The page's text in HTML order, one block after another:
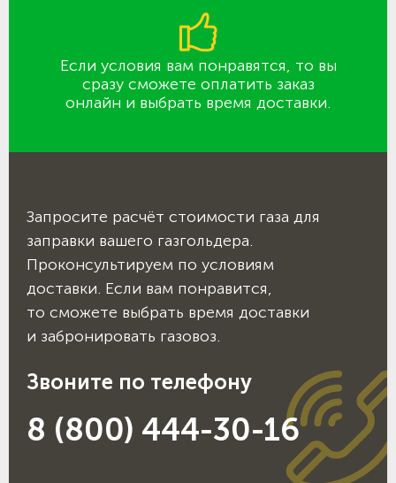
Если условия вам понравятся, то вы
сразу сможете оплатить заказ
онлайн и выбрать время доставки.
Запросите расчёт стоимости газа для
заправки вашего газгольдера.
Проконсультируем по условиям
доставки. Если вам понравится,
то сможете выбрать время доставки
и забронировать газовоз.
Звоните по телефону
8 (800) 444-30-16